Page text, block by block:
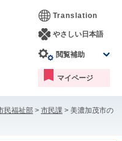
Translation
やさしい日本語
閲覧補助
マイページ
民福祉部 > 市民課 > 美濃加茂市の